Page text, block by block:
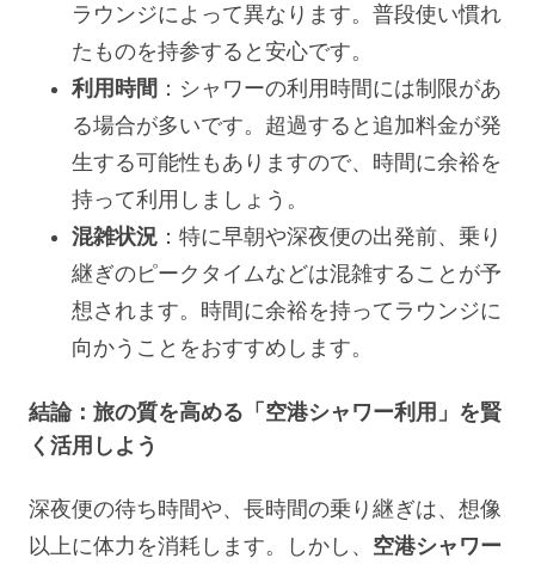
ラウンジによって異なります。普段使い慣れ
たものを持参すると安心です。
利用時間 ：シャワーの利用時間には制限があ
る場合が多いです。超過すると追加料金が発
生する可能性もありますので、時間に余裕を
持って利用しましょう。
混雑状況 ：特に早朝や深夜便の出発前、乗り
継ぎのピークタイムなどは混雑することが予
想されます。時間に余裕を持ってラウンジに
向かうことをおすすめします。
結論：旅の質を高める「空港シャワー利用」を賢
く活用しよう
深夜便の待ち時間や、長時間の乗り継ぎは、想像
以上に体力を消耗します。しかし、 空港シャワー